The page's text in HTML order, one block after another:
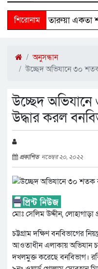
শিরোনাম
‘দক্ষিণ তারুয়া একতা
অনুসন্ধান
উচ্ছেদ অভিযানে ৩০
উচ্ছেদ
উদ্ধার করল
প্রকাশিত নভেম্বর ২০, ২০২২
মোঃ সেলিম উদ্দীন, লোহাগাড়া
চট্টগ্রাম দক্ষিণ বনবিভাগের
আওতাধীন এলাকায় অভিযান
দখলমুক্ত করেছে বনবিভাগ।